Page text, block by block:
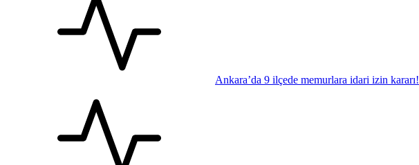
Ankara’da 9 ilçede memurlara idari izin kararı!